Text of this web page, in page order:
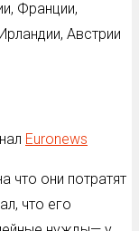
Франции,
Австрии
Еuronews
что они потратят
что его